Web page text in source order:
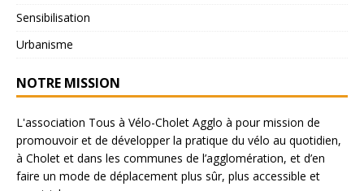
Sensibilisation
Urbanisme
NOTRE MISSION
L'association Tous à Vélo-Cholet Agglo à pour mission de
promouvoir et de développer la pratique du vélo au quotidien,
à Cholet et dans les communes de l’agglomération, et d’en
faire un mode de déplacement plus sûr, plus accessible et